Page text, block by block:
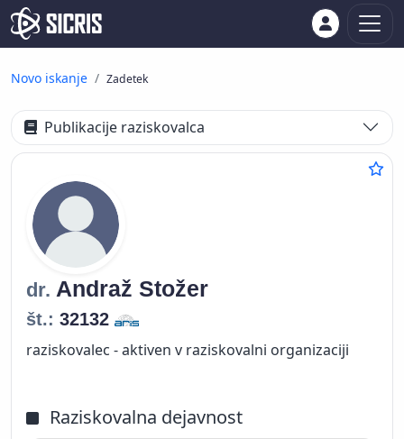
Novo iskanje Zadetek
Publikacije raziskovalca
dr. Andraž Stožer
št.: 32132
raziskovalec - aktiven v raziskovalni organizaciji
Raziskovalna dejavnost